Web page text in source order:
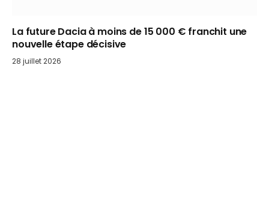
La future Dacia à moins de 15 000 € franchit une
nouvelle étape décisive
28 juillet 2026